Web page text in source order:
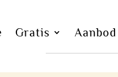
Gratis Aanbod